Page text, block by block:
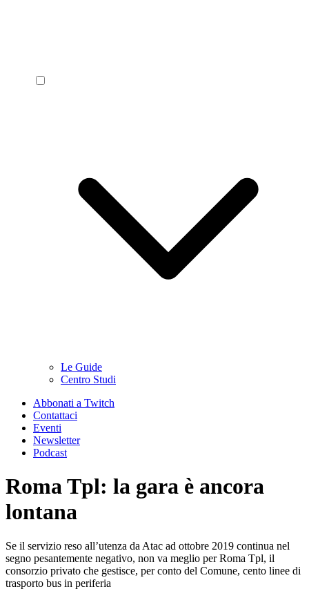
Le Guide
Centro Studi
Abbonati a Twitch
Contattaci
Eventi
Newsletter
Podcast
Roma Tpl: la gara è ancora
lontana
Se il servizio reso all’utenza da Atac ad ottobre 2019 continua nel
segno pesantemente negativo, non va meglio per Roma Tpl, il
consorzio privato che gestisce, per conto del Comune, cento linee di
trasporto bus in periferia